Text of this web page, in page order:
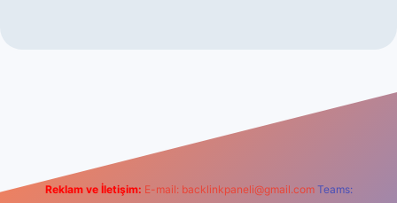
Reklam ve İletişim: E-mail: backlinkpaneli@gmail.com Teams: